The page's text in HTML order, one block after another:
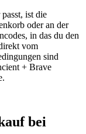
ist die
oder an der
in das du den
vom
sind
+ Brave
bei